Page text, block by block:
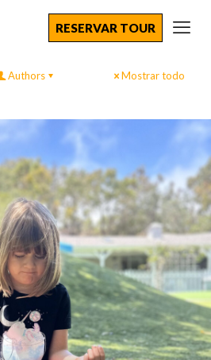
RESERVAR TOUR
Authors Mostrar todo